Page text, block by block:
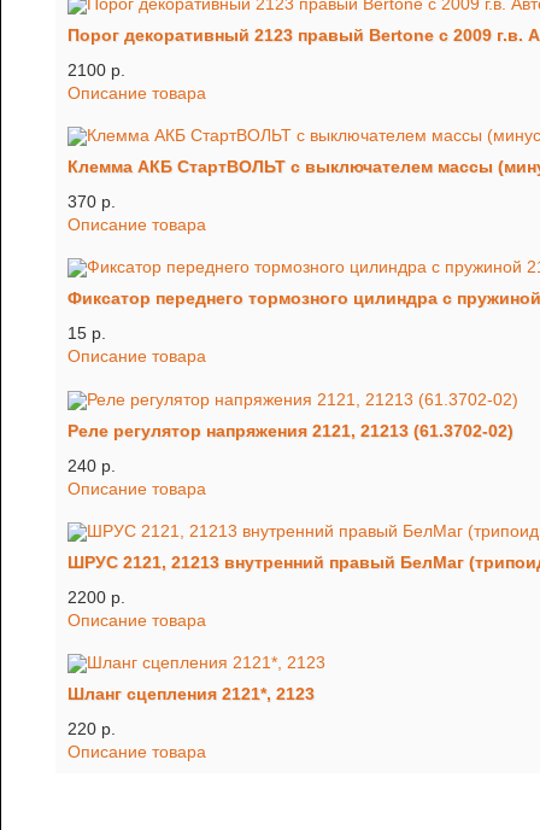
Порог декоративный 2123 правый Bertone c 2009 г.в.
2100 p.
Описание товара
Клемма АКБ СтартВОЛЬТ с выключателем массы
370 p.
Описание товара
Фиксатор переднего тормозного цилиндра с
15 p.
Описание товара
Реле регулятор напряжения 2121, 21213 (61.3702-02)
240 p.
Описание товара
ШРУС 2121, 21213 внутренний правый БелМаг
2200 p.
Описание товара
Шланг сцепления 2121*, 2123
220 p.
Описание товара